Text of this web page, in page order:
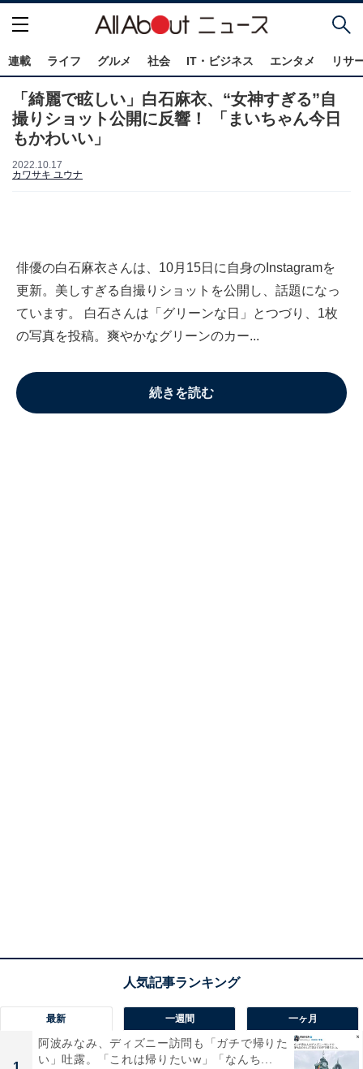
連載 ライフ グルメ 社会 IT・ビジネス エンタメ リサ
「綺麗で眩しい」白石麻衣、“女神すぎる”自
撮りショット公開に反響！ 「まいちゃん今日
もかわいい」
2022.10.17
カワサキ ユウナ
俳優の白石麻衣さんは、10月15日に自身のInstagramを
更新。美しすぎる自撮りショットを公開し、話題になっ
ています。 白石さんは「グリーンな日」とつづり、1枚
の写真を投稿。爽やかなグリーンのカー...
続きを読む
最新 一週間 一ヶ月
阿波みなみ、ディズニー訪問も「ガチで帰りた
い」吐露。「これは帰りたいw」「なんち...